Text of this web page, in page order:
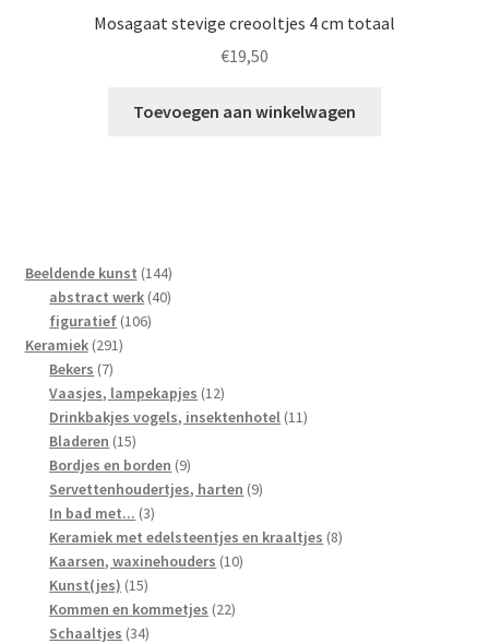
Mosagaat stevige creooltjes 4 cm totaal
€19,50
Toevoegen aan winkelwagen
Beeldende kunst 144144
producten
abstract werk 4040
figuratief 106106
Keramiek 291291
Bekers 77
producten
Vaasjes, lampekapjes 1212
producten
Drinkbakjes vogels, insektenhotel 1111
Bladeren 1515
producten
Bordjes en borden 99
producten
Servettenhoudertjes, harten 99
In bad met... 33
producten
Keramiek met edelsteentjes en kraaltjes 88
Kaarsen, waxinehouders 1010
Kunst(jes) 1515
producten
Kommen en kommetjes 2222
Schaaltjes 3434